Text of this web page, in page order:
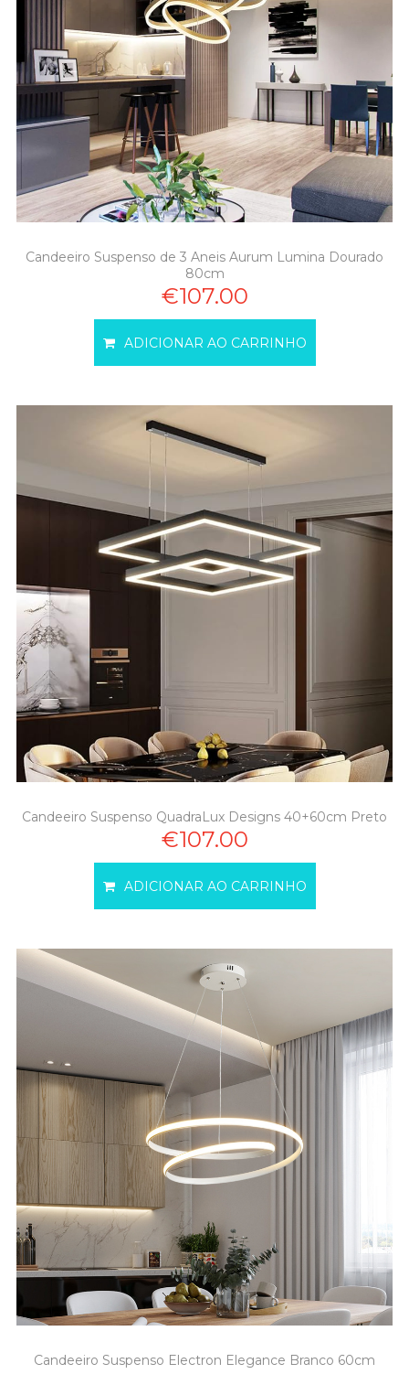
Candeeiro Suspenso de 3 Aneis Aurum Lumina Dourado
80cm
€107.00
ADICIONAR AO CARRINHO
Candeeiro Suspenso QuadraLux Designs 40+60cm Preto
€107.00
ADICIONAR AO CARRINHO
Candeeiro Suspenso Electron Elegance Branco 60cm